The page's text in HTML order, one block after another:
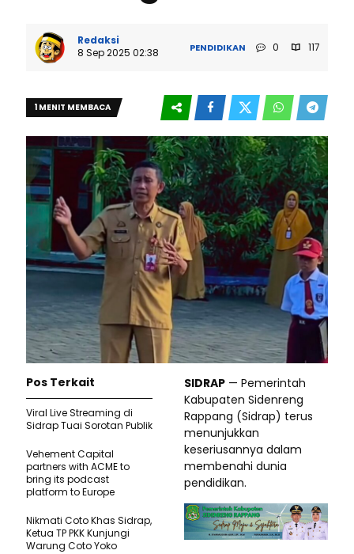
Redaksi
8 Sep 2025 02:38
PENDIDIKAN 0 117
1 MENIT MEMBACA
SIDRAP — Pemerintah
Kabupaten Sidenreng
Rappang (Sidrap) terus
menunjukkan
keseriusannya dalam
membenahi dunia
pendidikan.
Pos Terkait
Viral Live Streaming di
Sidrap Tuai Sorotan Publik
Vehement Capital
partners with ACME to
bring its podcast
platform to Europe
Nikmati Coto Khas Sidrap,
Ketua TP PKK Kunjungi
Warung Coto Yoko